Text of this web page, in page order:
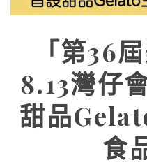
「第36
8.13灣仔
甜品
食